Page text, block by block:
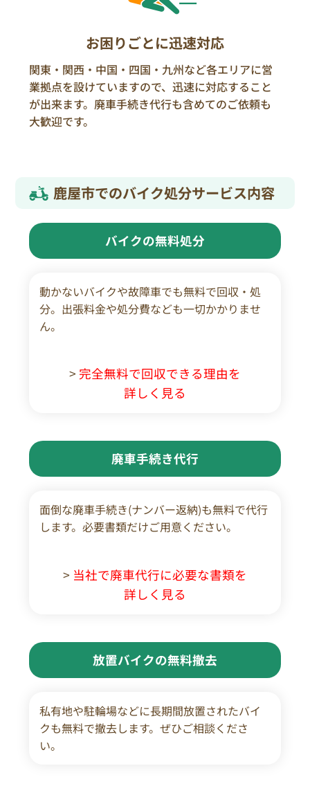
お困りごとに迅速対応
関東・関西・中国・四国・九州など各エリアに営
業拠点を設けていますので、迅速に対応すること
が出来ます。廃車手続き代行も含めてのご依頼も
大歓迎です。
鹿屋市でのバイク処分サービス内容
バイクの無料処分
動かないバイクや故障車でも無料で回収・処
分。出張料金や処分費なども一切かかりませ
ん。
> 完全無料で回収できる理由を
詳しく見る
廃車手続き代行
面倒な廃車手続き(ナンバー返納)も無料で代行
します。必要書類だけご用意ください。
> 当社で廃車代行に必要な書類を
詳しく見る
放置バイクの無料撤去
私有地や駐輪場などに長期間放置されたバイ
クも無料で撤去します。ぜひご相談くださ
い。